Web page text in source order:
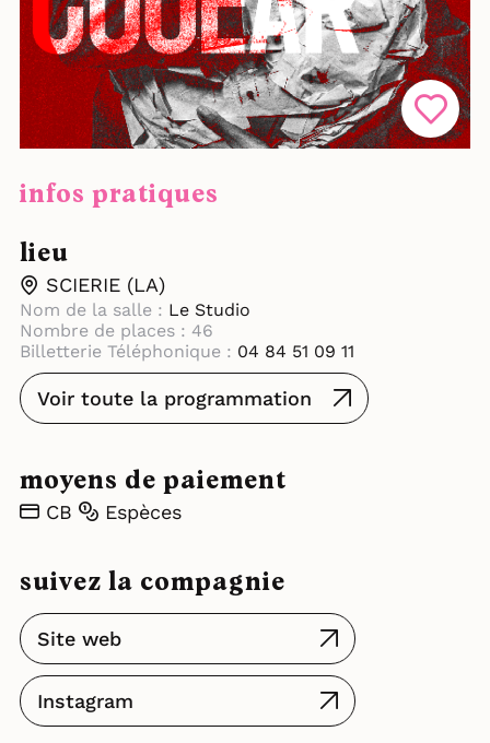
infos pratiques
lieu
SCIERIE (LA)
Nom de la salle : Le Studio
Nombre de places : 46
Billetterie Téléphonique : 04 84 51 09 11
Voir toute la programmation
moyens de paiement
CB Espèces
suivez la compagnie
Site web
Instagram